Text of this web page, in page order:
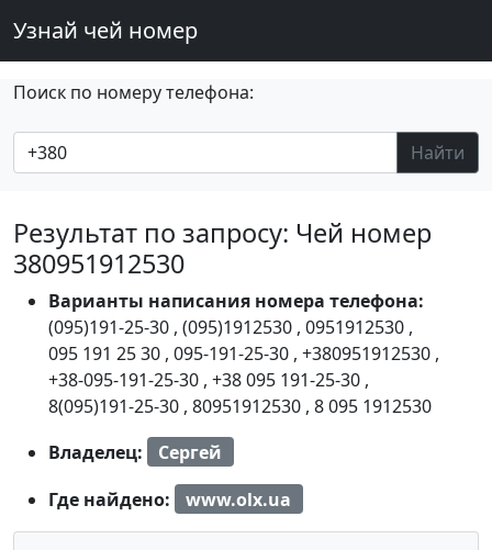
Узнай чей номер
Поиск по номеру телефона:
Найти
Результат по запросу: Чей номер
380951912530
Варианты написания номера телефона:
(095)191-25-30 , (095)1912530 , 0951912530 ,
095 191 25 30 , 095-191-25-30 , +380951912530 ,
+38-095-191-25-30 , +38 095 191-25-30 ,
8(095)191-25-30 , 80951912530 , 8 095 1912530
Владелец:
Сергей
Где найдено:
www.olx.ua